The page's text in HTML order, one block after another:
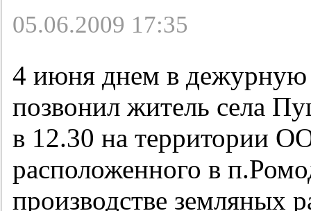
05.06.2009 17:35
4 июня днем в дежурную
позвонил житель села
в 12.30 на территории
расположенного в
производстве земляных